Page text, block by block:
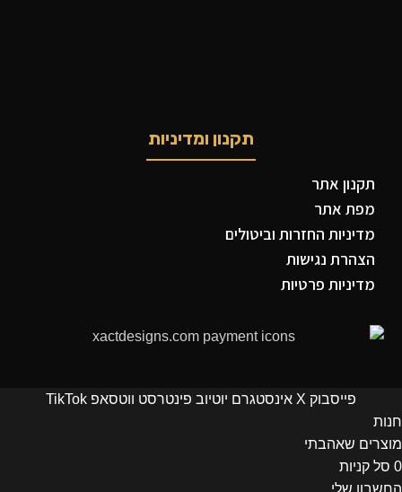
תקנון ומדיניות
תקנון אתר
מפת אתר
מדיניות החזרות וביטולים
הצהרת נגישות
מדיניות פרטיות
פייסבוק X אינסטגרם יוטיוב פינטרסט ווטסאפ TikTok
חנות
מוצרים שאהבתי
0 סל קניות